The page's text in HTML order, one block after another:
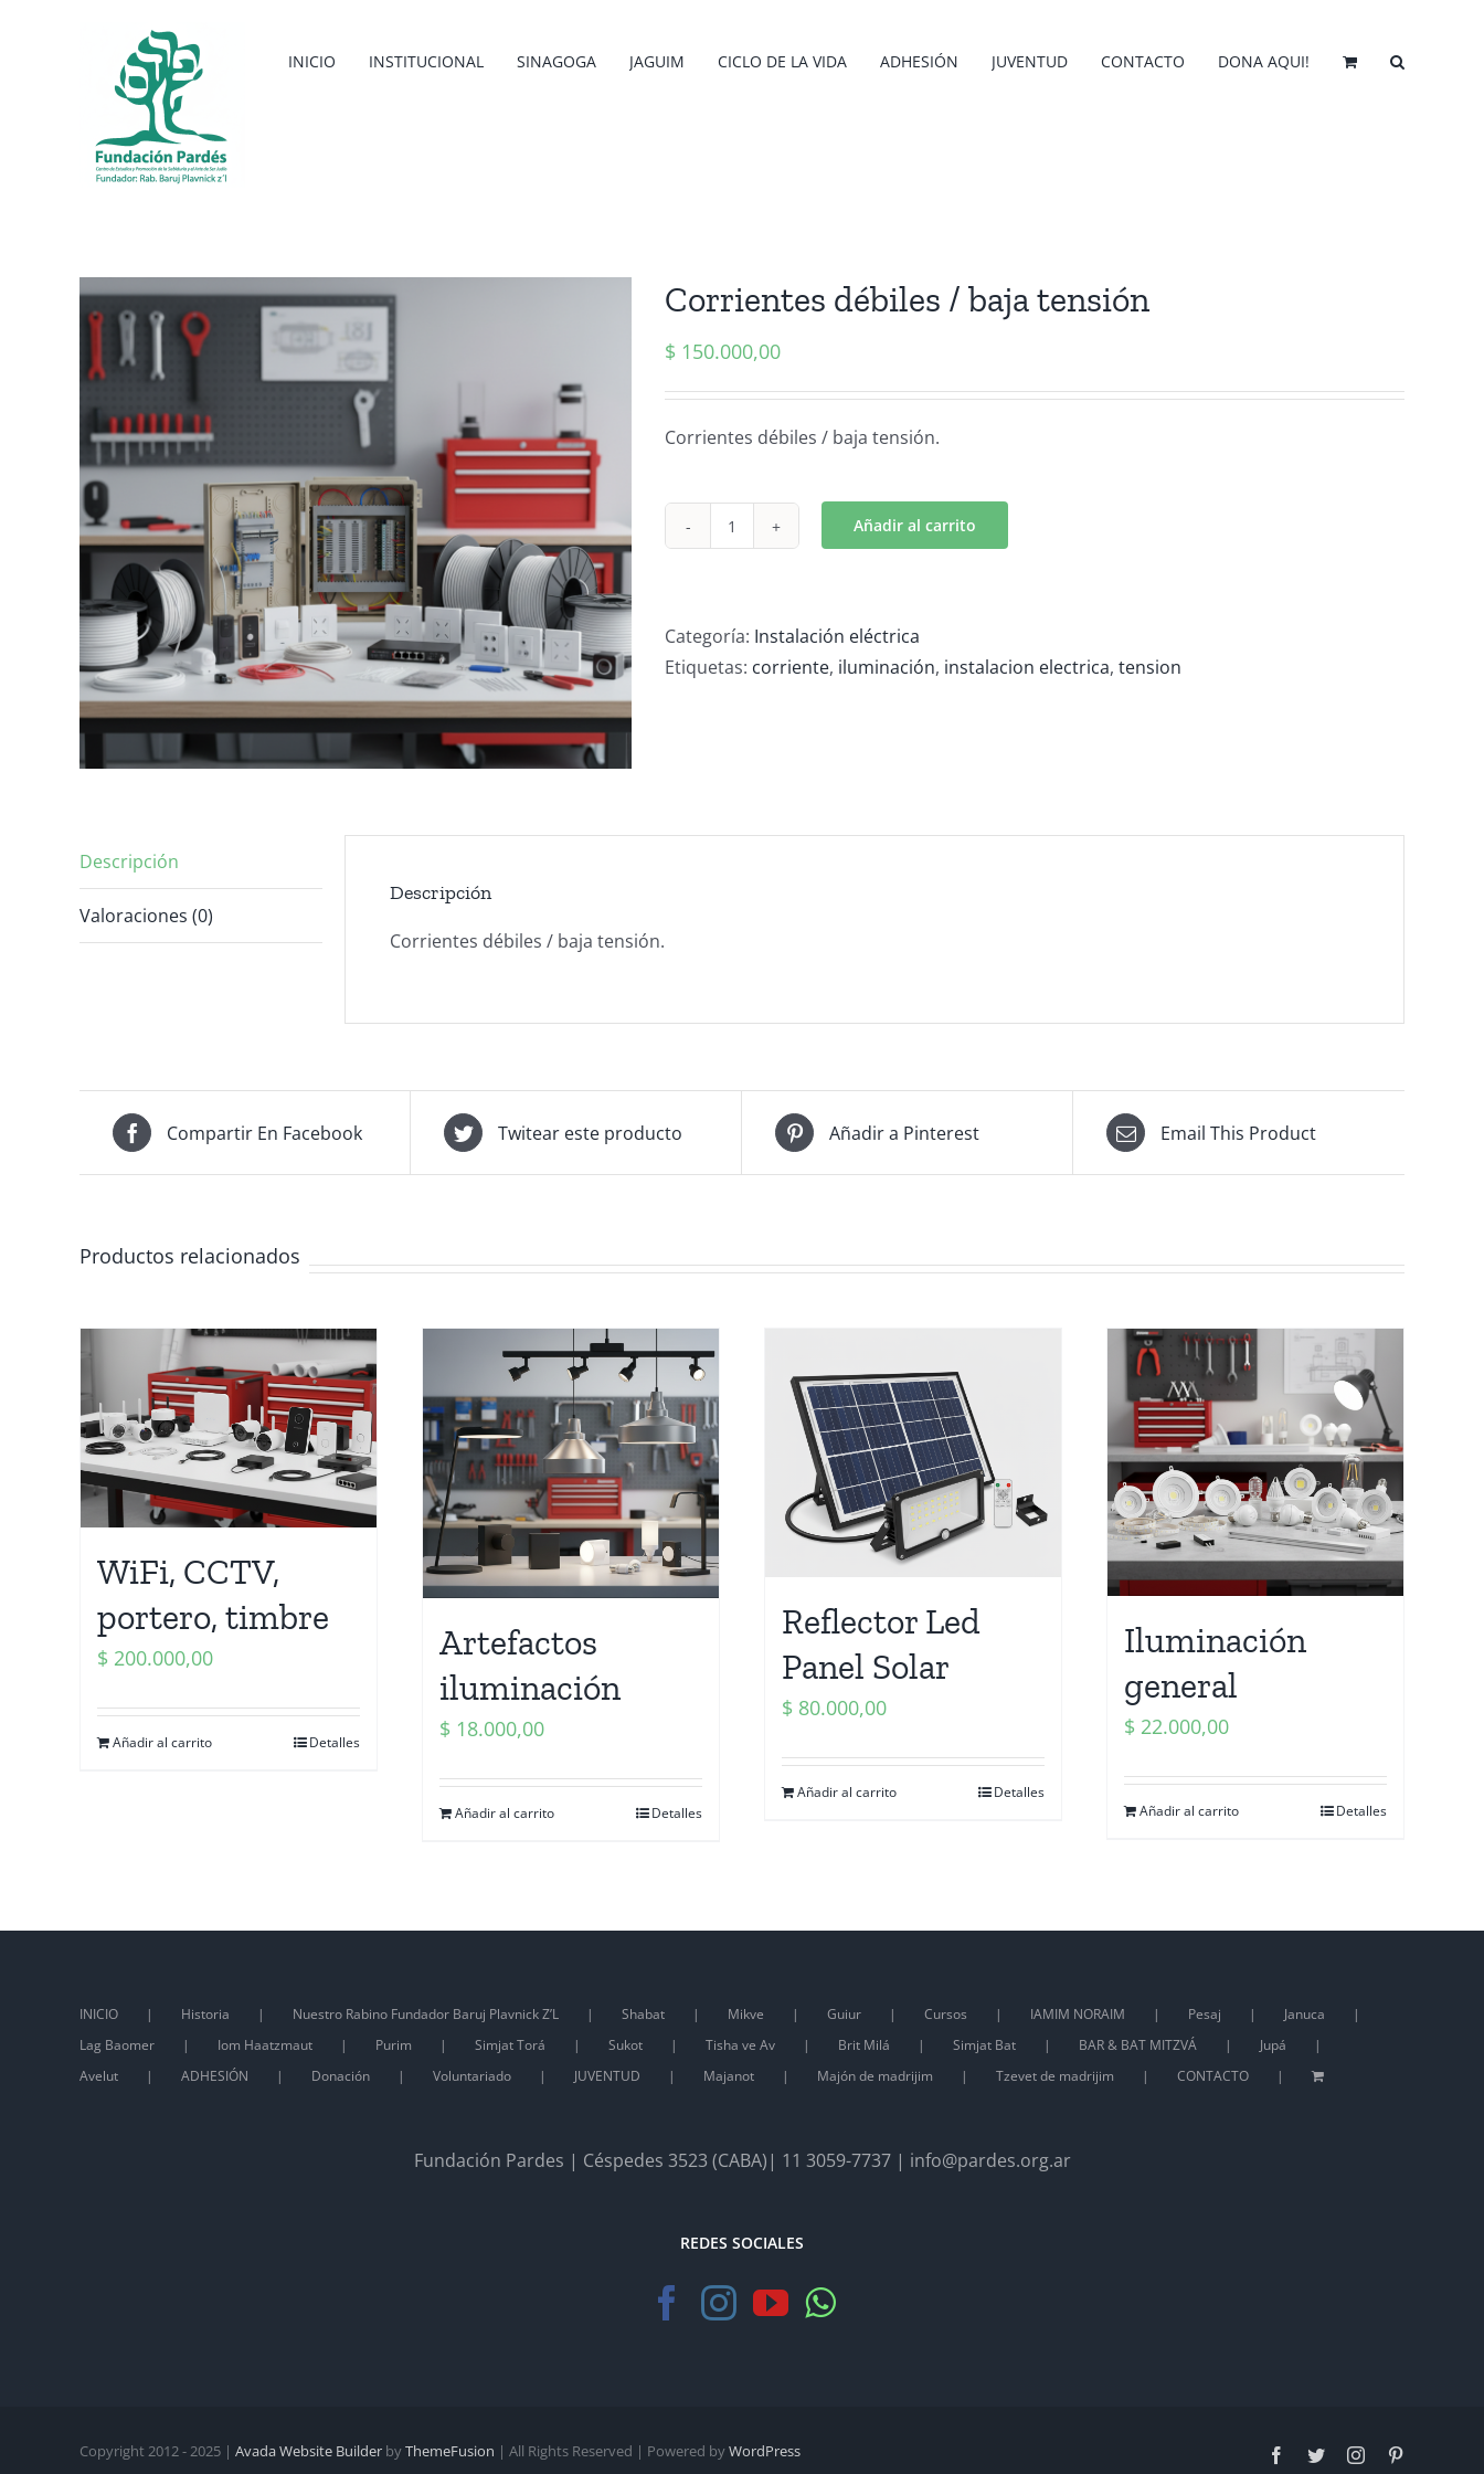
INICIO INSTITUCIONAL SINAGOGA JAGUIM CICLO DE LA VIDA ADHESIÓN JUVENTUD CONTACTO DONA AQUI!
Corrientes débiles / baja tensión
$ 150.000,00
Corrientes débiles / baja tensión.
Corrientes
baja
tensión
Añadir al carrito
Categoría: Instalación eléctrica
Etiquetas: corriente, iluminación, instalacion electrica, tension
Descripción
Valoraciones (0)
Descripción
Corrientes débiles / baja tensión.
Compartir En Facebook Twitear este producto Añadir a Pinterest Email This Product
Productos relacionados
WiFi, CCTV,
portero, timbre
$ 200.000,00
Añadir al carrito Detalles
Artefactos
iluminación
$ 18.000,00
Añadir al carrito Detalles
Reflector Led
Panel Solar
$ 80.000,00
Añadir al carrito Detalles
Iluminación
general
$ 22.000,00
Añadir al carrito Detalles
INICIO Historia Nuestro Rabino Fundador Baruj Plavnick Z’L Shabat Mikve Guiur Cursos IAMIM NORAIM Pesaj
Januca
Lag Baomer
Iom Haatzmaut Purim Simjat Torá Sukot Tisha ve Av Brit Milá Simjat Bat BAR & BAT MITZVÁ
Jupá
Avelut
ADHESIÓN Donación Voluntariado JUVENTUD Majanot Majón de madrijim Tzevet de madrijim CONTACTO
Fundación Pardes | Céspedes 3523 (CABA)| 11 3059-7737 | info@pardes.org.ar
REDES SOCIALES
Copyright 2012 - 2025 | Avada Website Builder byThemeFusion | All Rights Reserved | Powered byWordPress Facebook
TwitterInstagram